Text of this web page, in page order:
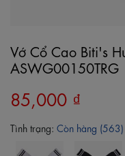
Vớ Cổ Cao Biti's
ASWG00150TRG
85,000 ₫
Tình trạng: Còn hàng (563)